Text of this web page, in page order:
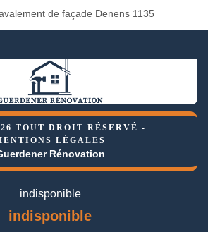
de façade Denens 1135
TOUT DROIT RÉSERVÉ -
LÉGALES
Rénovation
indisponible
indisponible